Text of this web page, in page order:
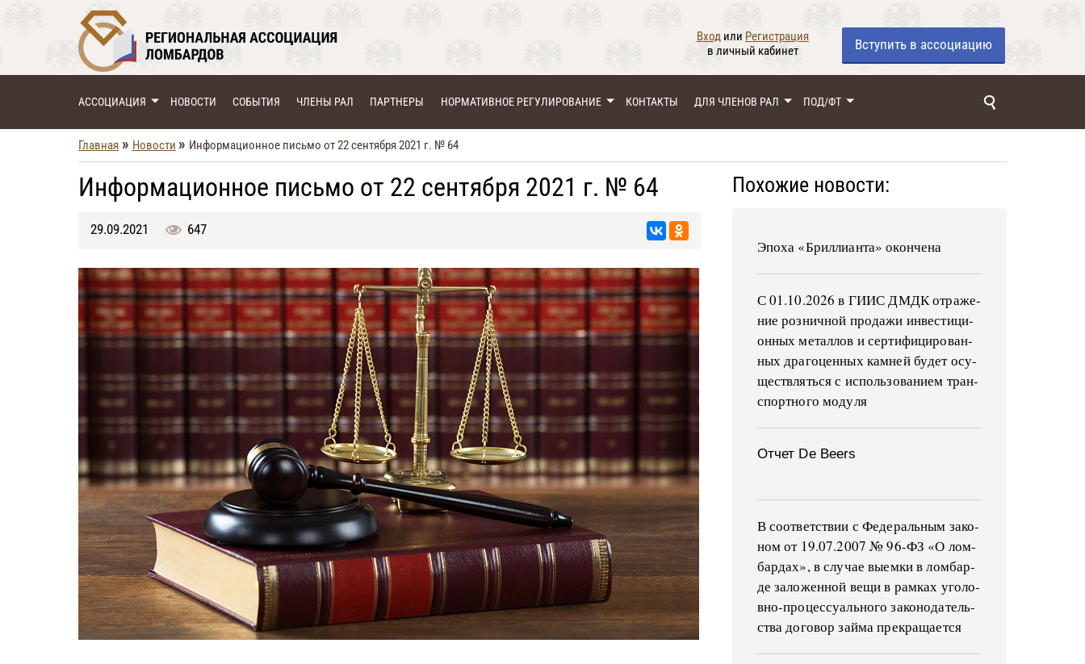
Вход или Регистрация
в личный кабинет
Вступить в ассоциацию
АССОЦИАЦИЯ НОВОСТИ СОБЫТИЯ ЧЛЕНЫ РАЛ ПАРТНЕРЫ НОРМАТИВНОЕ РЕГУЛИРОВАНИЕ КОНТАКТЫ ДЛЯ ЧЛЕНОВ РАЛ ПОД/ФТ
Главная » Новости » Информационное письмо от 22 сентября 2021 г. № 64
Информационное письмо от 22 сентября 2021 г. № 64
29.09.2021 647
Похожие новости:
Эпоха «Бриллианта» окончена
С 01.10.2026 в ГИИС ДМДК от­ра­же­
ние роз­ни­ч­ной про­да­жи ин­ве­сти­ци­
он­ных ме­тал­лов и сер­ти­фи­ци­ро­ван­
ных дра­го­цен­ных ка­м­ней бу­дет осу­
ще­ств­лять­ся с ис­поль­зо­ва­ни­ем тран­
с­пор­т­но­го мо­ду­ля
Отчет De Beers
В со­о­т­вет­ствии с Фе­де­раль­ным за­ко­
ном от 19.07.2007 № 96-ФЗ «О ло­м­
бар­дах», в слу­чае вы­е­м­ки в ло­м­бар­
де за­ло­жен­ной ве­щи в ра­м­ках уго­ло­
в­но-­про­цес­су­аль­но­го за­ко­но­да­тель­
ства до­го­вор зай­ма пре­кра­ща­ет­ся